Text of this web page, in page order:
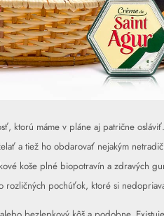
ktorú máme v pláne aj patrične
a tiež ho obdarovať nejakým
koše plné biopotravín a zdravých
rozličných pochúťok, ktoré si